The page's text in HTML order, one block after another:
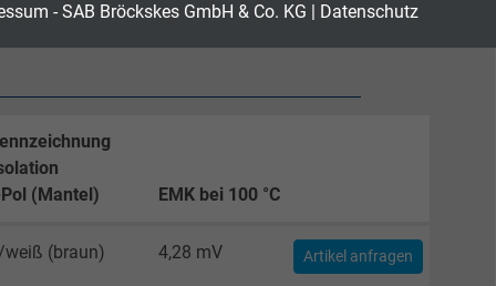
- SAB Bröckskes GmbH & Co. KG | Datenschutz
(Mantel)
EMK bei 100 °C
(braun) 4,28 mV Artikel anfragen